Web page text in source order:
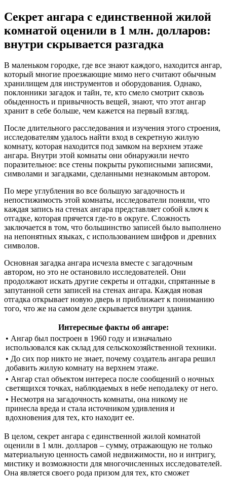
Секрет ангара с единственной жилой
комнатой оценили в 1 млн. долларов:
внутри скрывается разгадка
В маленьком городке, где все знают каждого, находится ангар,
который многие проезжающие мимо него считают обычным
хранилищем для инструментов и оборудования. Однако,
поклонники загадок и тайн, те, кто смело смотрит сквозь
обыденность и привычность вещей, знают, что этот ангар
хранит в себе больше, чем кажется на первый взгляд.
После длительного расследования и изучения этого строения,
исследователям удалось найти вход в секретную жилую
комнату, которая находится под замком на верхнем этаже
ангара. Внутри этой комнаты они обнаружили нечто
поразительное: все стены покрыты рукописными записями,
символами и загадками, сделанными незнакомым автором.
По мере углубления во все большую загадочность и
непостижимость этой комнаты, исследователи поняли, что
каждая запись на стенах ангара представляет собой ключ к
отгадке, которая прячется где-то в округе. Сложность
заключается в том, что большинство записей было выполнено
на непонятных языках, с использованием шифров и древних
символов.
Основная загадка ангара исчезла вместе с загадочным
автором, но это не остановило исследователей. Они
продолжают искать другие секреты и отгадки, спрятанные в
запутанной сети записей на стенах ангара. Каждая новая
отгадка открывает новую дверь и приближает к пониманию
того, что же на самом деле скрывается внутри здания.
Интересные факты об ангаре:
• Ангар был построен в 1960 году и изначально
использовался как склад для сельскохозяйственной техники.
• До сих пор никто не знает, почему создатель ангара решил
добавить жилую комнату на верхнем этаже.
• Ангар стал объектом интереса после сообщений о ночных
светящихся точках, наблюдаемых в небе неподалеку от него.
• Несмотря на загадочность комнаты, она никому не
принесла вреда и стала источником удивления и
вдохновения для тех, кто находит ее.
В целом, секрет ангара с единственной жилой комнатой
оценили в 1 млн. долларов – сумму, отражающую не только
материальную ценность самой недвижимости, но и интригу,
мистику и возможности для многочисленных исследователей.
Она является своего рода призом для тех, кто сможет